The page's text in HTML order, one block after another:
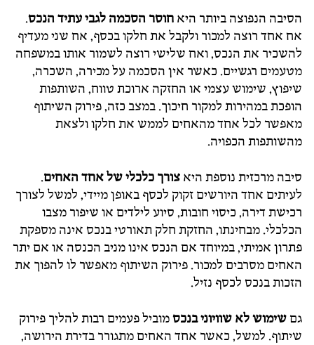
הסיבה הנפוצה ביותר היא חוסר הסכמה לגבי עתיד הנכס.
אח אחד רוצה למכור ולקבל את חלקו בכסף, אח שני מעדיף
להשכיר את הנכס, ואח שלישי רוצה לשמור אותו במשפחה
מטעמים רגשיים. כאשר אין הסכמה על מכירה, השכרה,
שיפוץ, שימוש עצמי או החזקה ארוכת טווח, השותפות
הופכת במהירות למקור חיכוך. במצב כזה, פירוק השיתוף
מאפשר לכל אחד מהאחים לממש את חלקו ולצאת
מהשותפות הכפויה.
סיבה מרכזית נוספת היא צורך כלכלי של אחד האחים.
לעיתים אחד היורשים זקוק לכסף באופן מיידי, למשל לצורך
רכישת דירה, כיסוי חובות, סיוע לילדים או שיפור מצבו
הכלכלי. מבחינתו, החזקת חלק תאורטי בנכס אינה מספקת
פתרון אמיתי, במיוחד אם הנכס אינו מניב הכנסה או אם יתר
האחים מסרבים למכור. פירוק השיתוף מאפשר לו להפוך את
הזכות בנכס לכסף נזיל.
גם שימוש לא שוויוני בנכסמוביל פעמים רבות להליך פירוק
שיתוף. למשל, כאשר אחד האחים מתגורר בדירת הירושה,